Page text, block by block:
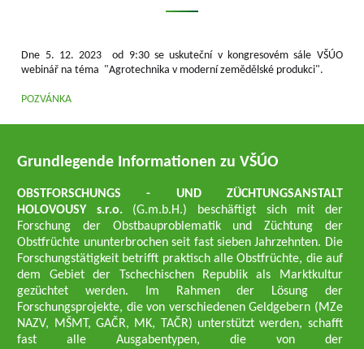
Dne 5. 12. 2023 od 9:30 se uskuteční v kongresovém sále VŠÚO
webinář na téma "Agrotechnika v moderní zemědělské produkci".
POZVÁNKA
Grundlegende Informationen zu VŠÚO
OBSTFORSCHUNGS - UND ZÜCHTUNGSANSTALT
HOLOVOUSY s.r.o. (G.m.b.H.) beschäftigt sich mit der
Forschung der Obstbauproblematik und Züchtung der
Obstfrüchte ununterbrochen seit fast sieben Jahrzehnten. Die
Forschungstätigkeit betrifft praktisch alle Obstfrüchte, die auf
dem Gebiet der Tschechischen Republik als Marktkultur
gezüchtet werden. Im Rahmen der Lösung der
Forschungsprojekte, die von verschiedenen Geldgebern (MZe
NAZV, MŠMT, GAČR, MK, TAČR) unterstützt werden, schafft
fast alle Ausgabentypen, die von der